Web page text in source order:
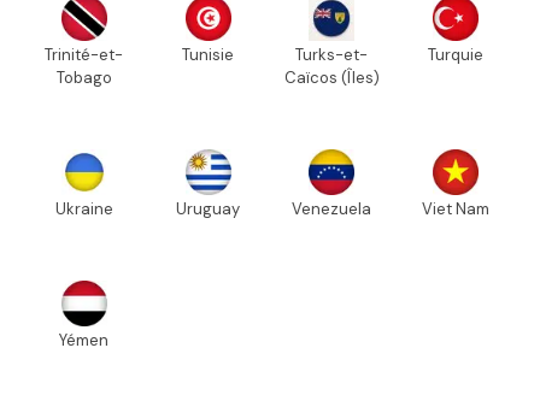
Trinité-et-
Tobago
Tunisie
Turks-et-
Caïcos (Îles)
Turquie
Ukraine Uruguay Venezuela Viet Nam
Yémen